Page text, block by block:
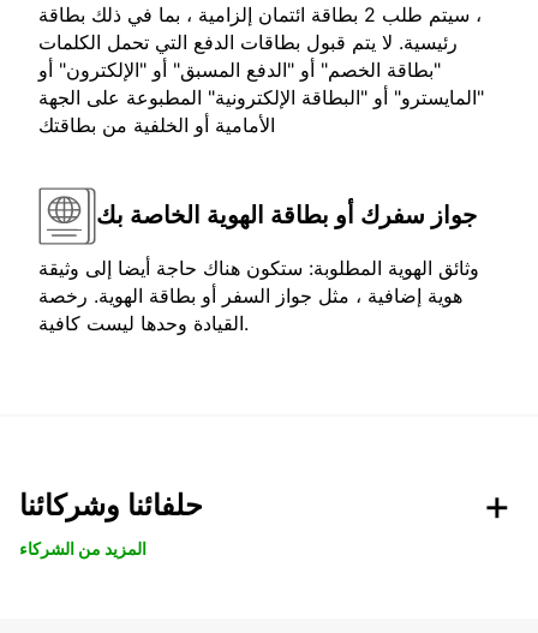
، سيتم طلب 2 بطاقة ائتمان إلزامية ، بما في ذلك بطاقة
رئيسية. لا يتم قبول بطاقات الدفع التي تحمل الكلمات
"بطاقة الخصم" أو "الدفع المسبق" أو "الإلكترون" أو
"المايسترو" أو "البطاقة الإلكترونية" المطبوعة على الجهة
الأمامية أو الخلفية من بطاقتك
جواز سفرك أو بطاقة الهوية الخاصة بك
وثائق الهوية المطلوبة: ستكون هناك حاجة أيضا إلى وثيقة
هوية إضافية ، مثل جواز السفر أو بطاقة الهوية. رخصة
القيادة وحدها ليست كافية.
حلفائنا وشركائنا
المزيد من الشركاء